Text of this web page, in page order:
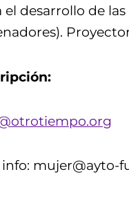
el desarrollo de
info: mujer@ayto-